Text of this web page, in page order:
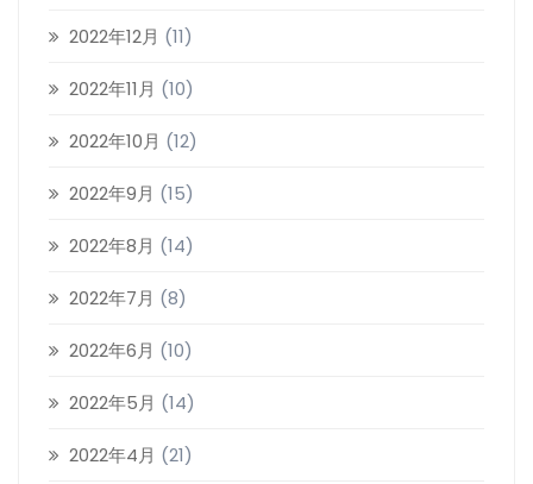
2022年12月 (11)
2022年11月 (10)
2022年10月 (12)
2022年9月 (15)
2022年8月 (14)
2022年7月 (8)
2022年6月 (10)
2022年5月 (14)
2022年4月 (21)